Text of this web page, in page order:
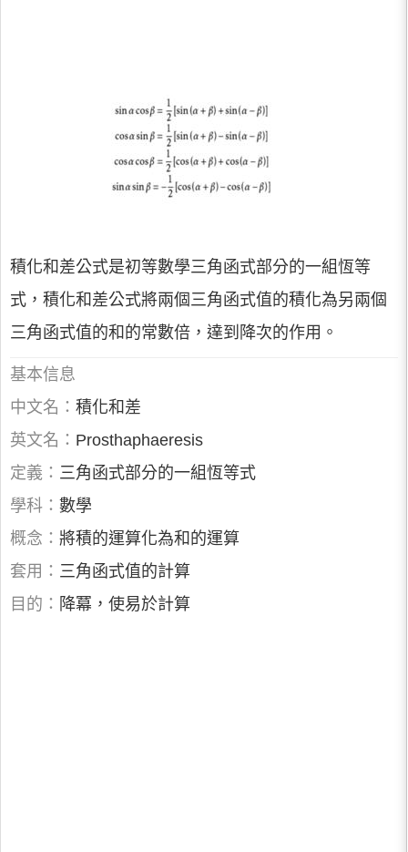
積化和差公式是初等數學三角函式部分的一組恆等
式，積化和差公式將兩個三角函式值的積化為另兩個
三角函式值的和的常數倍，達到降次的作用。
基本信息
中文名： 積化和差
英文名： Prosthaphaeresis
定義： 三角函式部分的一組恆等式
學科： 數學
概念： 將積的運算化為和的運算
套用： 三角函式值的計算
目的： 降冪，使易於計算